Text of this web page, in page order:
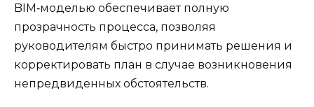
BIM‑моделью обеспечивает полную
прозрачность процесса, позволяя
руководителям быстро принимать решения и
корректировать план в случае возникновения
непредвиденных обстоятельств.